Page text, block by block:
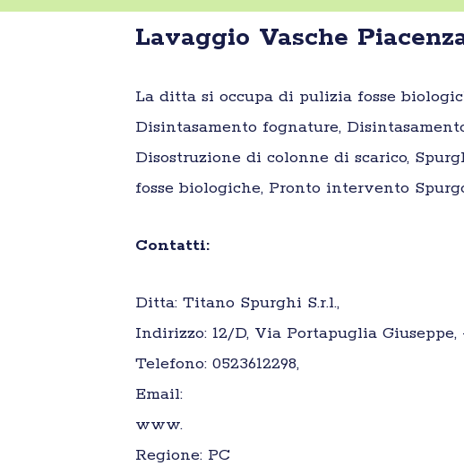
Lavaggio Vasche
La ditta si occupa di pulizia fosse
Disintasamento fognature,
Disostruzione di colonne di scarico,
fosse biologiche, Pronto intervento
Contatti:
Ditta: Titano Spurghi S.r.l.,
Indirizzo: 12/D, Via Portapuglia Giuseppe,
Telefono: 0523612298,
Email:
www.
Regione: PC